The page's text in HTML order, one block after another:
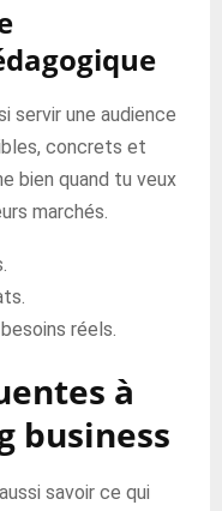
servir une audience
concrets et
bien quand tu veux
marchés.
réels.
à
business
savoir ce qui